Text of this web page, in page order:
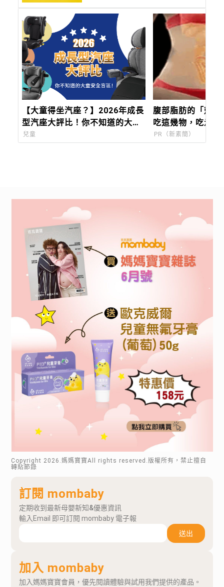
【大童得坐汽座？】2026年成長
型汽座大評比！你不知道的大童
安全盲區！
兒童
腹部脂肪的「剋星
吃這幾物，吃走大
蠻腰
PR（新素簡）
Copyright 2026 .媽媽寶寶All rights reserved.版權所有，禁止擅自
轉貼節錄
訂閱 mombaby
定期收到最新母嬰新知&優惠資訊
輸入Email 即可訂閱 mombaby 電子報
送出
加入 mombaby
加入媽媽寶寶會員，優先閱讀體驗與試用我們提供的產品。